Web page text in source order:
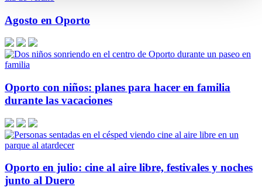
Agosto en Oporto
Oporto con niños: planes para hacer en familia
durante las vacaciones
Oporto en julio: cine al aire libre, festivales y noches
junto al Duero